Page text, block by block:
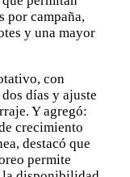
por campaña,
y una mayor
con
días y ajuste
Y agregó:
crecimiento
destacó que
permite